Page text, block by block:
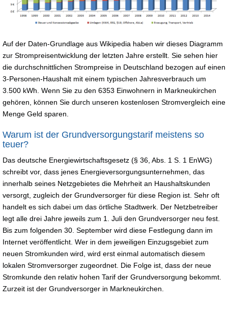
Auf der Daten-Grundlage aus Wikipedia haben wir dieses Diagramm
zur Strompreisentwicklung der letzten Jahre erstellt. Sie sehen hier
die durchschnittlichen Strompreise in Deutschland bezogen auf einen
3-Personen-Haushalt mit einem typischen Jahresverbrauch um
3.500 kWh. Wenn Sie zu den 6353 Einwohnern in Markneukirchen
gehören, können Sie durch unseren kostenlosen Stromvergleich eine
Menge Geld sparen.
Warum ist der Grundversorgungstarif meistens so
teuer?
Das deutsche Energiewirtschaftsgesetz (§ 36, Abs. 1 S. 1 EnWG)
schreibt vor, dass jenes Energieversorgungsunternehmen, das
innerhalb seines Netzgebietes die Mehrheit an Haushaltskunden
versorgt, zugleich der Grundversorger für diese Region ist. Sehr oft
handelt es sich dabei um das örtliche Stadtwerk. Der Netzbetreiber
legt alle drei Jahre jeweils zum 1. Juli den Grundversorger neu fest.
Bis zum folgenden 30. September wird diese Festlegung dann im
Internet veröffentlicht. Wer in dem jeweiligen Einzugsgebiet zum
neuen Stromkunden wird, wird erst einmal automatisch diesem
lokalen Stromversorger zugeordnet. Die Folge ist, dass der neue
Stromkunde den relativ hohen Tarif der Grundversorgung bekommt.
Zurzeit ist der Grundversorger in Markneukirchen.